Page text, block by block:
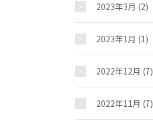
2023年3月 (2)
2023年1月 (1)
2022年12月 (7)
2022年11月 (7)